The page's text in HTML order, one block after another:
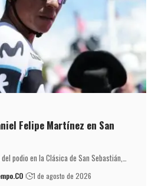
Felipe Martínez en San
podio en la Clásica de San Sebastián,…
1 de agosto de 2026